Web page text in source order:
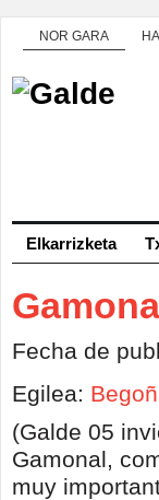
NOR GARA
Elkarrizketa
Fecha de
Egilea:
(Galde 05
Gamonal,
muy